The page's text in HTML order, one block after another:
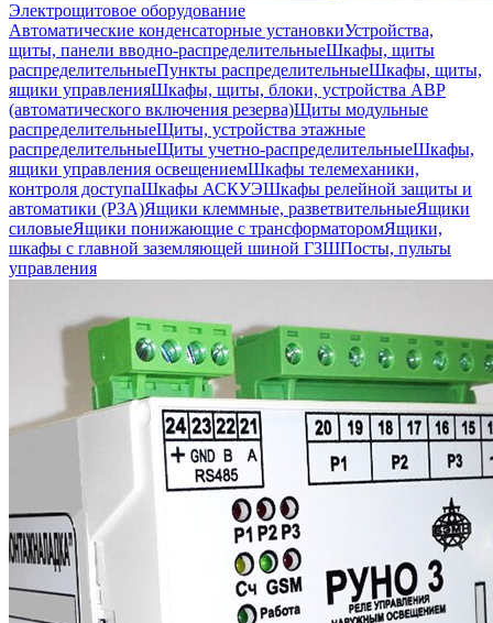
Электрощитовое оборудование
Автоматические конденсаторные установкиУстройства,
щиты, панели вводно-распределительныеШкафы, щиты
распределительныеПункты распределительныеШкафы, щиты,
ящики управленияШкафы, щиты, блоки, устройства АВР
(автоматического включения резерва)Щиты модульные
распределительныеЩиты, устройства этажные
распределительныеЩиты учетно-распределительныеШкафы,
ящики управления освещениемШкафы телемеханики,
контроля доступаШкафы АСКУЭШкафы релейной защиты и
автоматики (РЗА)Ящики клеммные, разветвительныеЯщики
силовыеЯщики понижающие с трансформаторомЯщики,
шкафы с главной заземляющей шиной ГЗШПосты, пульты
управления